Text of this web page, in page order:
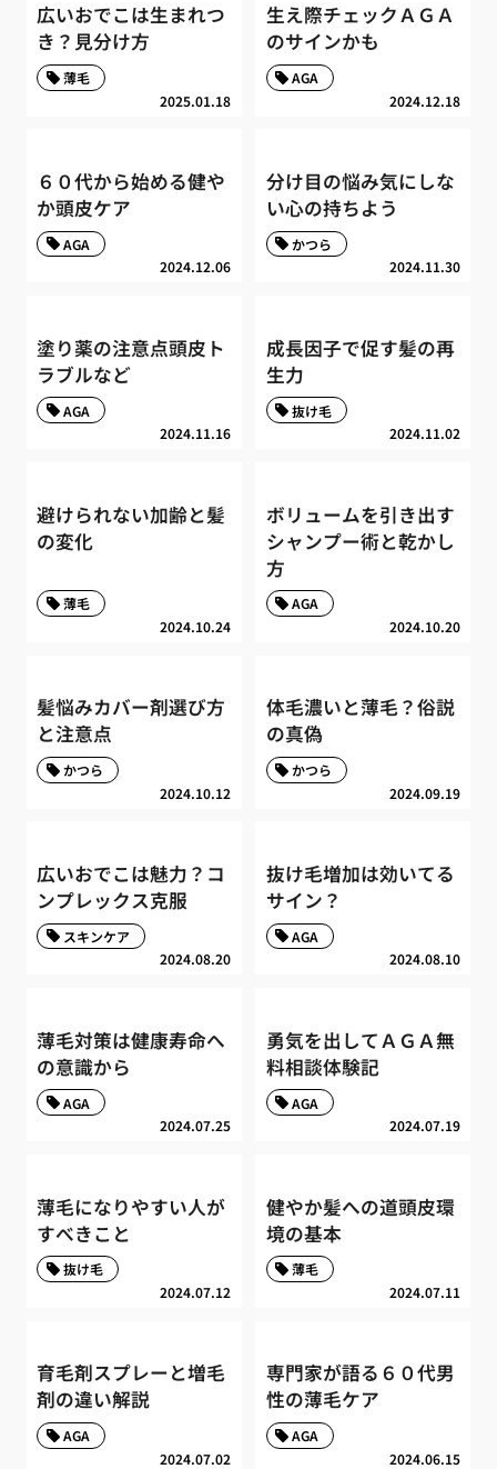
広いおでこは生まれつ
き？見分け方
2025.01.18
薄毛
生え際チェックＡＧＡ
のサインかも
2024.12.18
AGA
６０代から始める健や
か頭皮ケア
2024.12.06
AGA
分け目の悩み気にしな
い心の持ちよう
2024.11.30
かつら
塗り薬の注意点頭皮ト
ラブルなど
2024.11.16
AGA
成長因子で促す髪の再
生力
2024.11.02
抜け毛
避けられない加齢と髪
の変化
2024.10.24
薄毛
ボリュームを引き出す
シャンプー術と乾かし
方
2024.10.20
AGA
髪悩みカバー剤選び方
と注意点
2024.10.12
かつら
体毛濃いと薄毛？俗説
の真偽
2024.09.19
かつら
広いおでこは魅力？コ
ンプレックス克服
2024.08.20
スキンケア
抜け毛増加は効いてる
サイン？
2024.08.10
AGA
薄毛対策は健康寿命へ
の意識から
2024.07.25
AGA
勇気を出してＡＧＡ無
料相談体験記
2024.07.19
AGA
薄毛になりやすい人が
すべきこと
2024.07.12
抜け毛
健やか髪への道頭皮環
境の基本
2024.07.11
薄毛
育毛剤スプレーと増毛
剤の違い解説
2024.07.02
AGA
専門家が語る６０代男
性の薄毛ケア
2024.06.15
AGA